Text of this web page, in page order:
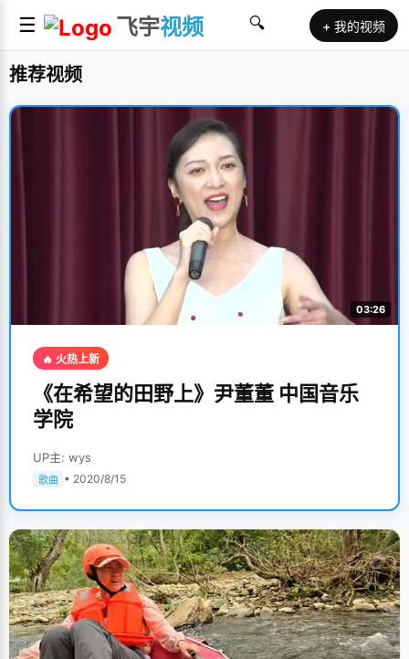
☰ 飞宇视频 🔍 + 我的视频
推荐视频
03:26
🔥 火热上新
《在希望的田野上》尹董董 中国音乐
学院
UP主: wys
歌曲 • 2020/8/15